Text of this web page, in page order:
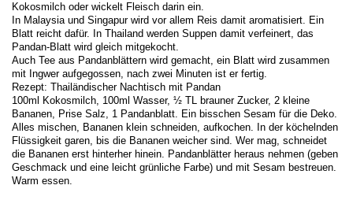
Kokosmilch oder wickelt Fleisch darin ein.
In Malaysia und Singapur wird vor allem Reis damit aromatisiert. Ein
Blatt reicht dafür. In Thailand werden Suppen damit verfeinert, das
Pandan-Blatt wird gleich mitgekocht.
Auch Tee aus Pandanblättern wird gemacht, ein Blatt wird zusammen
mit Ingwer aufgegossen, nach zwei Minuten ist er fertig.
Rezept: Thailändischer Nachtisch mit Pandan
100ml Kokosmilch, 100ml Wasser, ½ TL brauner Zucker, 2 kleine
Bananen, Prise Salz, 1 Pandanblatt. Ein bisschen Sesam für die Deko.
Alles mischen, Bananen klein schneiden, aufkochen. In der köchelnden
Flüssigkeit garen, bis die Bananen weicher sind. Wer mag, schneidet
die Bananen erst hinterher hinein. Pandanblätter heraus nehmen (geben
Geschmack und eine leicht grünliche Farbe) und mit Sesam bestreuen.
Warm essen.